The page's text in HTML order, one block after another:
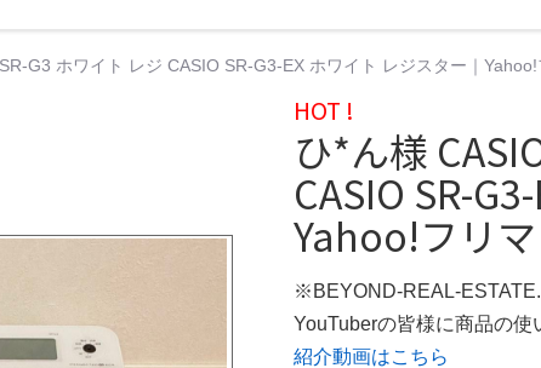
G3 ホワイト レジ CASIO SR-G3-EX ホワイト レジスター｜
HOT !
ひ*ん様
CASIO SR-
Yahoo!フリ
※BEYOND-REAL-
YouTuberの皆様に商品の
紹介動画はこちら